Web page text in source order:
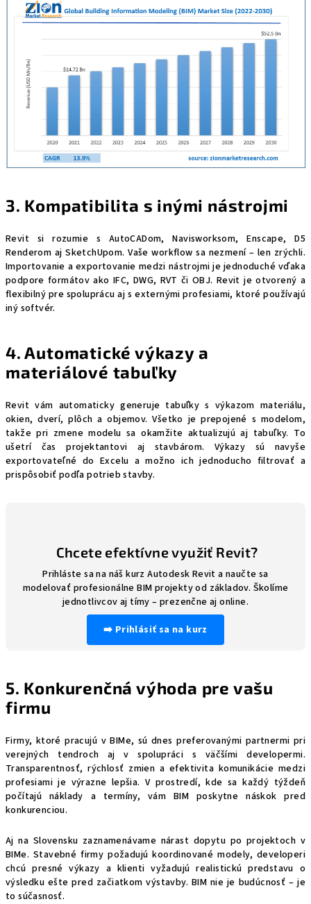
3. Kompatibilita s inými nástrojmi
Revit si rozumie s AutoCADom, Navisworksom, Enscape, D5
Renderom aj SketchUpom. Vaše workflow sa nezmení – len zrýchli.
Importovanie a exportovanie medzi nástrojmi je jednoduché vďaka
podpore formátov ako IFC, DWG, RVT či OBJ. Revit je otvorený a
flexibilný pre spoluprácu aj s externými profesiami, ktoré používajú
iný softvér.
4. Automatické výkazy a
materiálové tabuľky
Revit vám automaticky generuje tabuľky s výkazom materiálu,
okien, dverí, plôch a objemov. Všetko je prepojené s modelom,
takže pri zmene modelu sa okamžite aktualizujú aj tabuľky. To
ušetrí čas projektantovi aj stavbárom. Výkazy sú navyše
exportovateľné do Excelu a možno ich jednoducho filtrovať a
prispôsobiť podľa potrieb stavby.
Chcete efektívne využiť Revit?
Prihláste sa na náš kurz Autodesk Revit a naučte sa
modelovať profesionálne BIM projekty od základov. Školíme
jednotlivcov aj tímy – prezenčne aj online.
➡️ Prihlásiť sa na kurz
5. Konkurenčná výhoda pre vašu
firmu
Firmy, ktoré pracujú v BIMe, sú dnes preferovanými partnermi pri
verejných tendroch aj v spolupráci s väčšími developermi.
Transparentnosť, rýchlosť zmien a efektivita komunikácie medzi
profesiami je výrazne lepšia. V prostredí, kde sa každý týždeň
počítajú náklady a termíny, vám BIM poskytne náskok pred
konkurenciou.
Aj na Slovensku zaznamenávame nárast dopytu po projektoch v
BIMe. Stavebné firmy požadujú koordinované modely, developeri
chcú presné výkazy a klienti vyžadujú realistickú predstavu o
výsledku ešte pred začiatkom výstavby. BIM nie je budúcnosť – je
to súčasnosť.